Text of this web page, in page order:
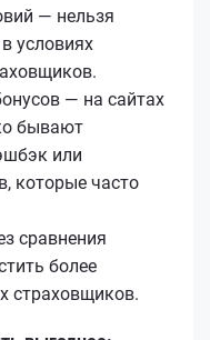
— нельзя
условиях
— на сайтах
бывают
или
которые часто
сравнения
более
страховщиков.